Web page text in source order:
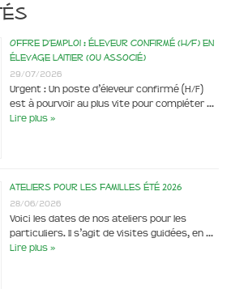
Offre d’emploi : éleveur confirmé (H/F) en
élevage laitier (ou associé)
29/07/2026
Urgent : Un poste d’éleveur confirmé (H/F)
est à pourvoir au plus vite pour compléter …
Lire plus »
Ateliers pour les familles été 2026
28/06/2026
Voici les dates de nos ateliers pour les
particuliers. Il s’agit de visites guidées, en …
Lire plus »